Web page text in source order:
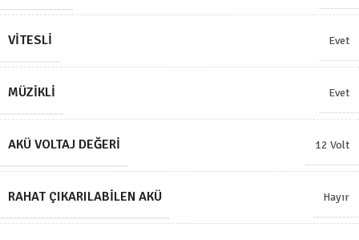
VITESLI Evet
MÜZIKLI Evet
AKÜ VOLTAJ DEĞERI 12 Volt
RAHAT ÇIKARILABILEN AKÜ Hayır